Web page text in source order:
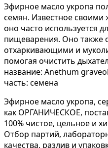
Эфирное масло укропа
семян. Известное
оно часто используется
пищеварения. Оно также
отхаркивающими и
помогая очистить
название: Anethum
часть: семена
Эфирное масло укропа,
как ОРГАНИЧЕСКОЕ,
100% чистое, цельное и
Отбор партий,
качества, разлив и